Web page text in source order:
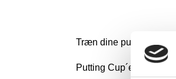
Træn dine putts
Putting Cup´en er